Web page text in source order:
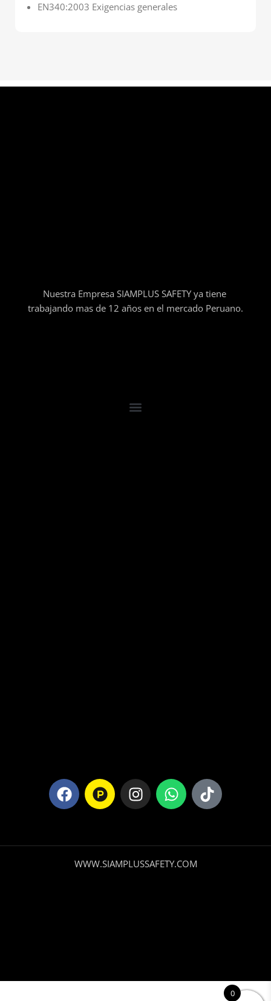
EN340:2003 Exigencias generales
Nuestra Empresa SIAMPLUS SAFETY ya tiene
trabajando mas de 12 años en el mercado Peruano.
WWW.SIAMPLUSSAFETY.COM
0